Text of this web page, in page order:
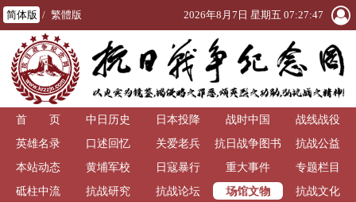
简体版 / 繁體版 2026年8月7日 星期五 07:27:48
首 页 中日历史 日本投降 战时中国
战线战役
英雄名录
口述回忆 关爱老兵
抗日战争图书
馆
抗战公益
本站动态
黄埔军校 日寇暴行 重大事件
专题栏目
砥柱中流
抗战研究 抗战论坛 场馆文物 抗战文化